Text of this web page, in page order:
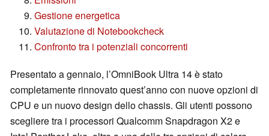
Gestione energetica
Valutazione di Notebookcheck
Confronto tra i potenziali concorrenti
Presentato a gennaio, l’OmniBook Ultra 14 è stato
completamente rinnovato quest’anno con nuove opzioni di
CPU e un nuovo design dello chassis. Gli utenti possono
scegliere tra i processori Qualcomm Snapdragon X2 e